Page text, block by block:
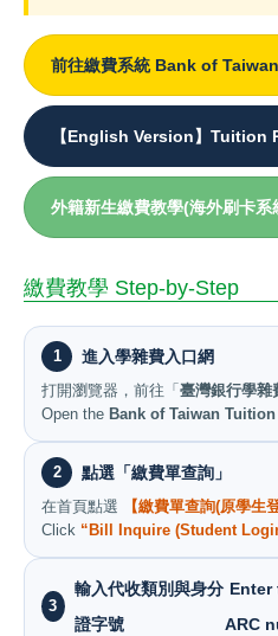
前往繳費系統 Bank of
【English Version】
外籍新生繳費教學(海外刷卡系
繳費教學 Step-by-Step
1 進入學雜費入口網
打開瀏覽器，前往「 臺灣銀行學雜
Open the Bank of Taiwan
2 點選「繳費單查詢」
在首頁點選 【繳費單查詢(原學生
Click “Bill Inquire (Student
3
輸入代收類別與身分
證字號
ARC